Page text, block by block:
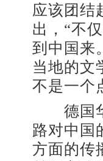
应该团结
出，“不
到中国来
当地的文
不是一个
德国华
路对中国
方面的传